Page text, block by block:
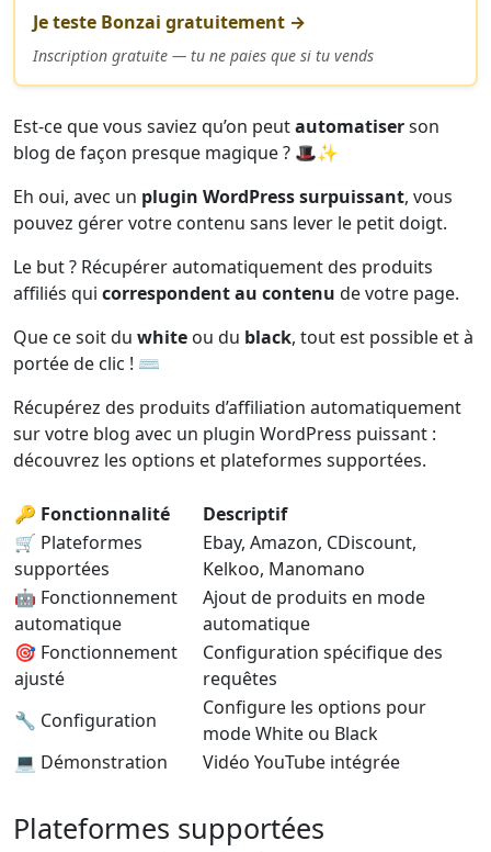
Je teste Bonzai gratuitement →
Inscription gratuite — tu ne paies que si tu vends
Est-ce que vous saviez qu’on peutautomatiserson
blog de façon presque magique ? 🎩✨
Eh oui, avec un plugin WordPress surpuissant, vous
pouvez gérer votre contenu sans lever le petit doigt.
Le but ? Récupérer automatiquement des produits
affiliés qui correspondent au contenu de votre page.
Que ce soit du white ou du black, tout est possible et à
portée de clic ! ⌨️
Récupérez des produits d’affiliation automatiquement
sur votre blog avec un plugin WordPress puissant :
découvrez les options et plateformes supportées.
🔑 Fonctionnalité
Descriptif
🛒 Plateformes
supportées
Ebay, Amazon, CDiscount,
Kelkoo, Manomano
🤖 Fonctionnement
automatique
Ajout de produits en mode
automatique
🎯 Fonctionnement
ajusté
Configuration spécifique des
requêtes
🔧 Configuration
Configure les options pour
mode White ou Black
💻 Démonstration
Vidéo YouTube intégrée
Plateformes supportées